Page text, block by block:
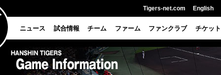
Tigers-net.com English
ニュース 試合情報 チーム ファーム ファンクラブ チケット